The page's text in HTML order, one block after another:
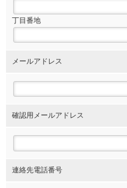
丁目番地
メールアドレス
確認用メールアドレス
連絡先電話番号